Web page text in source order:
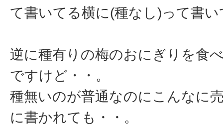
て書いてる横に(種なし)って書
逆に種有りの梅のおにぎりを食
ですけど・・。
種無いのが普通なのにこんなに
に書かれても・・。